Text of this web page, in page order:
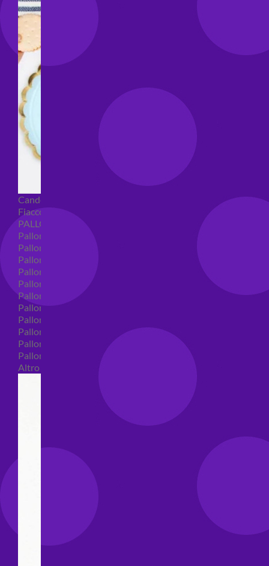
Candeline compleanno
Fiaccole
PALLONCINI
Palloncini in lattice
Palloncini in lattice monocolore
Palloncini in lattice monocolore dimensione 5"
Palloncini in lattice monocolore dimensione 10"
Palloncini in lattice monocolore dimensione 12"
Palloncini in lattice monocolore dimensione 16"
Palloncini in lattice decorati
Palloncini in lattice decorati dimensione 5"
Palloncini in lattice decorati dimensione 10"
Palloncini in lattice decorati dimensione 12"
Palloncini in lattice decorati dimensione 16"
Altro